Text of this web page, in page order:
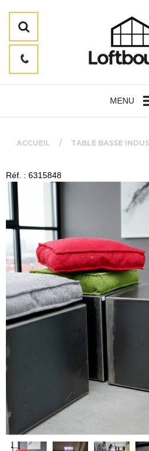
MENU
ACCUEIL TABLE BASSE
Réf. : 6315848